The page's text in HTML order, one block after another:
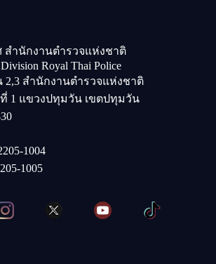
สำนักงานตำรวจแห่งชาติ
Royal Thai Police
2,3 สำนักงานตำรวจแห่งชาติ
1 แขวงปทุมวัน เขตปทุมวัน
1004
1005